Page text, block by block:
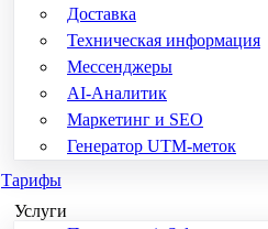
Доставка
Техническая информация
Мессенджеры
AI-Аналитик
Маркетинг и SEO
Генератор UTM-меток
Тарифы
Услуги